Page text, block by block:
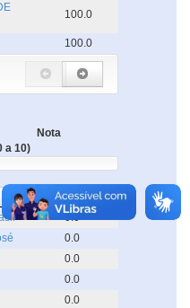
100.0
100.0
Nota
a 10)
Dias
0.0
0.0
0.0
0.0
0.0